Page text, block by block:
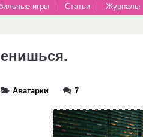
игры Статьи Журналы
Аватарки 7